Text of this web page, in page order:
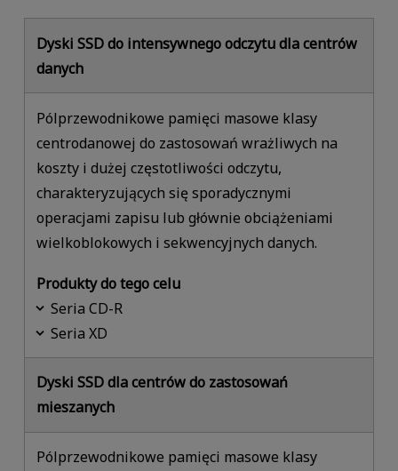
Dyski SSD do intensywnego odczytu dla centrów
danych
Pólprzewodnikowe pamięci masowe klasy
centrodanowej do zastosowań wrażliwych na
koszty i dużej częstotliwości odczytu,
charakteryzujących się sporadycznymi
operacjami zapisu lub głównie obciążeniami
wielkoblokowych i sekwencyjnych danych.
Produkty do tego celu
Seria CD-R
Seria XD
Dyski SSD dla centrów do zastosowań
mieszanych
Pólprzewodnikowe pamięci masowe klasy